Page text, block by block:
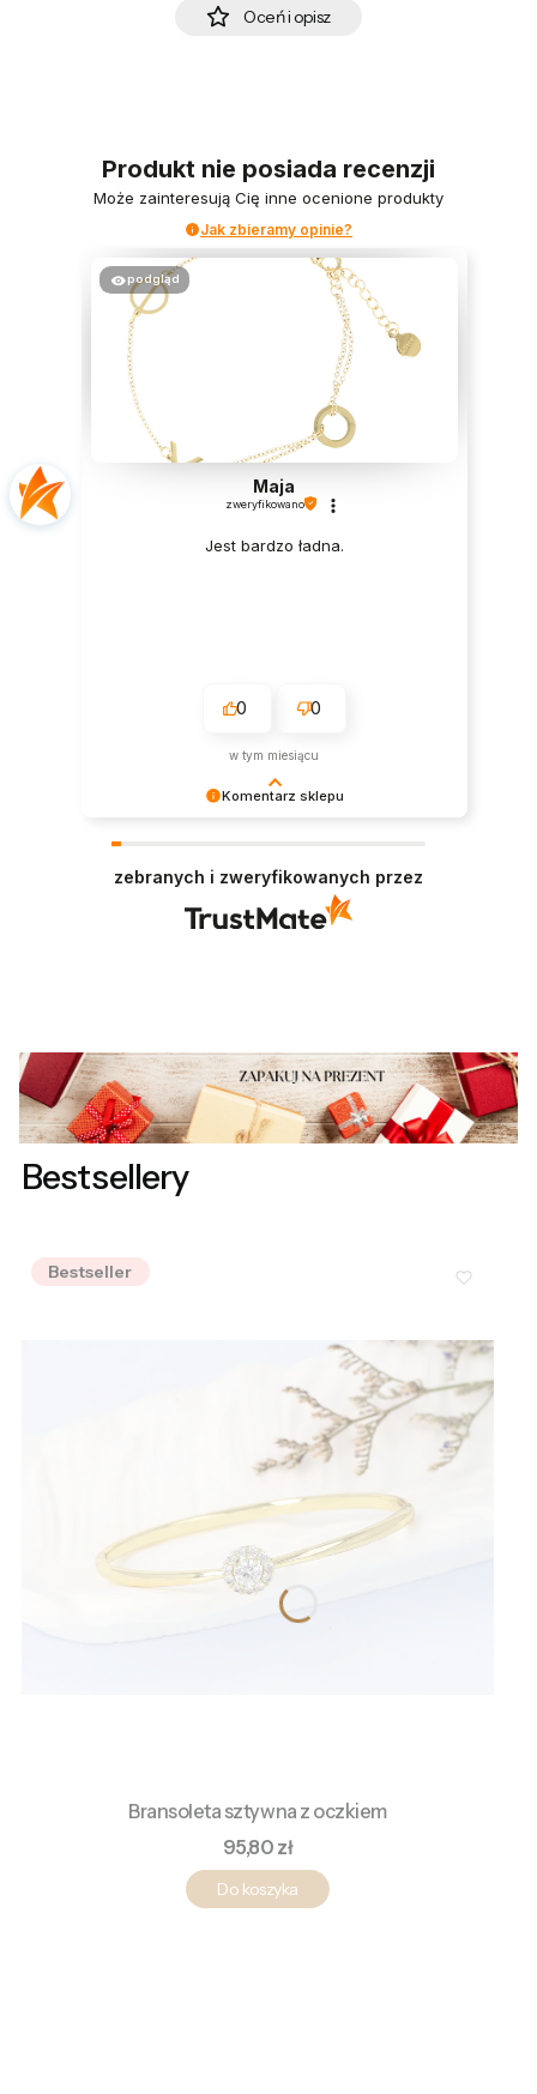
Oceń i opisz
Produkt nie posiada recenzji
Może zainteresują Cię inne ocenione produkty
Jak zbieramy opinie?
Komentarz sklepu
podgląd
Maja
zweryfikowano
Jest bardzo ładna.
0 0
w tym miesiącu
zebranych i zweryfikowanych przez
Bestsellery
Bestseller
Bransoleta sztywna z oczkiem
Cena
95,80 zł
Do koszyka